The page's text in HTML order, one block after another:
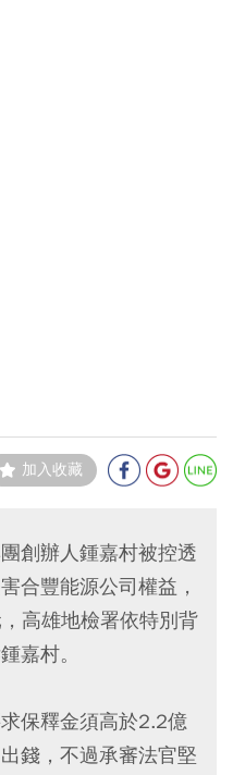
加入收藏
創辦人鍾嘉村被控透
合豐能源公司權益，
高雄地檢署依特別背
嘉村。
保釋金須高於2.2億
錢，不過承審法官堅